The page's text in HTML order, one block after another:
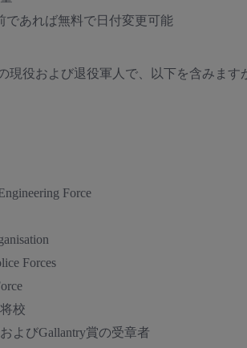
であれば無料で日付変更可能
の現役および退役軍人で、以下を含みま
Force
Forces
校
よびGallantry賞の受章者